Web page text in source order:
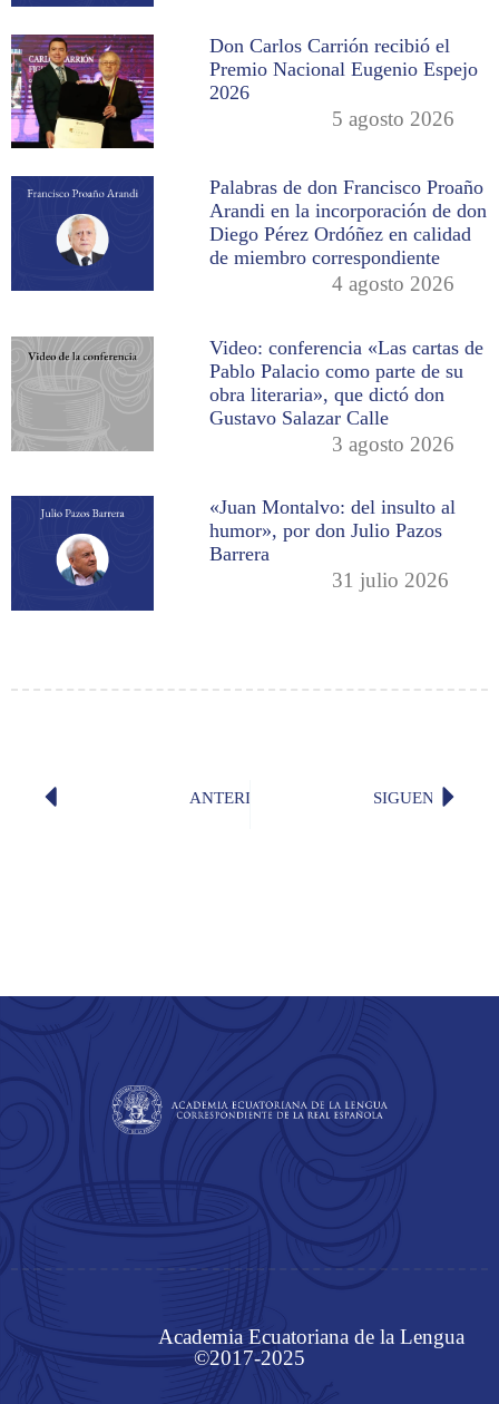
Don Carlos Carrión recibió el
Premio Nacional Eugenio Espejo
2026
5 agosto 2026
Palabras de don Francisco Proaño
Arandi en la incorporación de don
Diego Pérez Ordóñez en calidad
de miembro correspondiente
4 agosto 2026
Video: conferencia «Las cartas de
Pablo Palacio como parte de su
obra literaria», que dictó don
Gustavo Salazar Calle
3 agosto 2026
«Juan Montalvo: del insulto al
humor», por don Julio Pazos
Barrera
31 julio 2026
ANTERIOR «En los ecos del órgano, o en el
SIGUENTE
Academia Ecuatoriana de la Lengua
©2017-2025